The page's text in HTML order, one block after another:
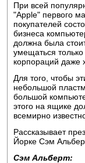
При всей
"Apple" первого
покупателей
бизнеса
должна была
умещаться
корпораций даже
Для того, чтобы
небольшой
большой
этого на ящике
всемирно
Рассказывает
Йорке Сэм
Сэм Альберт: